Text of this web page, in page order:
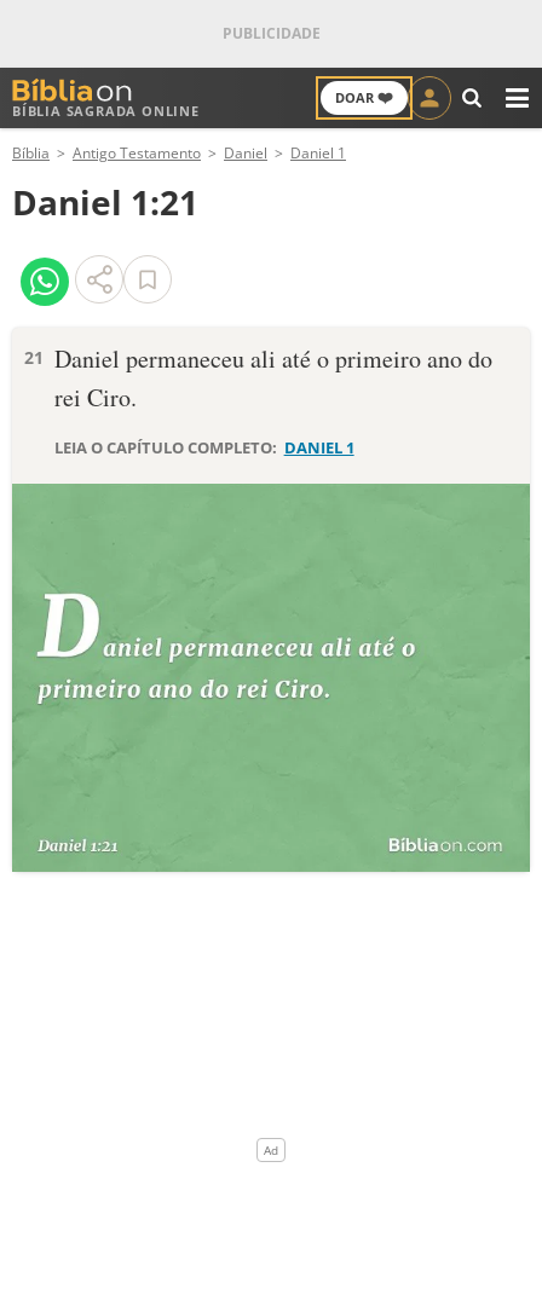
BÍBLIA SAGRADA ONLINE
DOAR ❤️
ANTIGO TESTAMENTO
NOVO TESTAMENTO
VERSÍCULOS
PALAVRA DO DIA
10 MANDAMENTOS
ESTUDOS BÍBLICOS
ESBOÇOS DE PREGAÇÃO
PERGUNTE À BÍBLIA
Bíblia Antigo Testamento Daniel Daniel 1
Daniel 1:21
21 Daniel permaneceu ali até o primeiro ano do
rei Ciro.
LEIA O CAPÍTULO COMPLETO: DANIEL 1